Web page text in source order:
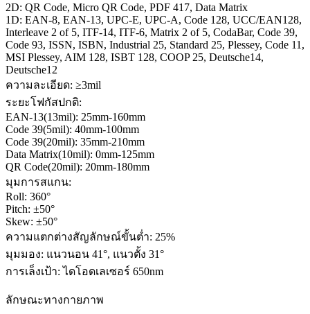
2D: QR Code, Micro QR Code, PDF 417, Data Matrix
1D: EAN-8, EAN-13, UPC-E, UPC-A, Code 128, UCC/EAN128,
Interleave 2 of 5, ITF-14, ITF-6, Matrix 2 of 5, CodaBar, Code 39,
Code 93, ISSN, ISBN, Industrial 25, Standard 25, Plessey, Code 11,
MSI Plessey, AIM 128, ISBT 128, COOP 25, Deutsche14,
Deutsche12
ความละเอียด: ≥3mil
ระยะโฟกัสปกติ:
EAN-13(13mil): 25mm-160mm
Code 39(5mil): 40mm-100mm
Code 39(20mil): 35mm-210mm
Data Matrix(10mil): 0mm-125mm
QR Code(20mil): 20mm-180mm
มุมการสแกน:
Roll: 360°
Pitch: ±50°
Skew: ±50°
ความแตกต่างสัญลักษณ์ขั้นต่ำ: 25%
มุมมอง: แนวนอน 41°, แนวตั้ง 31°
การเล็งเป้า: ไดโอดเลเซอร์ 650nm
ลักษณะทางกายภาพ